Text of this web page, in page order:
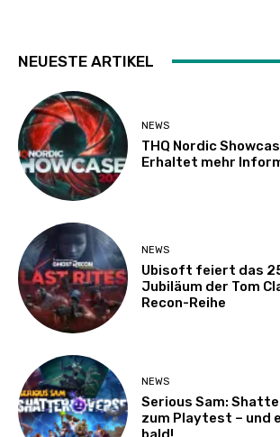
NEUESTE ARTIKEL
NEWS
THQ Nordic
Erhaltet mehr
NEWS
Ubisoft feiert das
Jubiläum der Tom
Recon-Reihe
NEWS
Serious Sam:
zum Playtest – und